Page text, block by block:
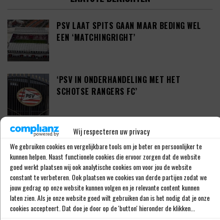
Wij respecteren uw privacy
We gebruiken cookies en vergelijkbare tools om je beter en persoonlijker te
kunnen helpen. Naast functionele cookies die ervoor zorgen dat de website
goed werkt plaatsen wij ook analytische cookies om voor jou de website
constant te verbeteren. Ook plaatsen we cookies van derde partijen zodat we
jouw gedrag op onze website kunnen volgen en je relevante content kunnen
laten zien. Als je onze website goed wilt gebruiken dan is het nodig dat je onze
cookies accepteert. Dat doe je door op de 'button' hieronder de klikken...
PSV LAAT SPITS GAAN MAAR BEDING WEL
EEN ‘MATCHINGRIGHT’
‘PSV IN ONDERHANDELING MET HET
SCHOTSE RANGERS FC’
‘PSV WIL ZICH GAAN VERSTERKEN MET 29-
JARIGE ADAMA CAMARA’
JOEL DROMMEL (29) TEKENT VOOR VIER
JAAR BIJ FC TWENTE